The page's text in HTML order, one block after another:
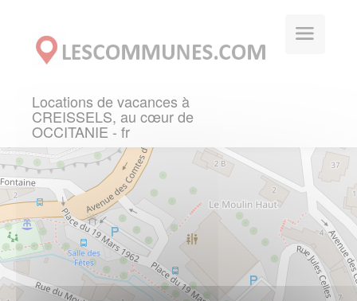
Locations de vacances à
CREISSELS, au cœur de
OCCITANIE - fr